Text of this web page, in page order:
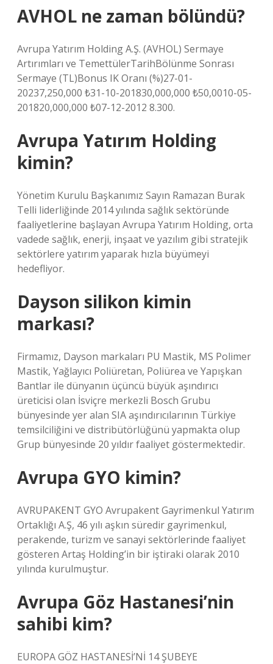
AVHOL ne zaman bölündü?
Avrupa Yatırım Holding A.Ş. (AVHOL) Sermaye
Artırımları ve TemettülerTarihBölünme Sonrası
Sermaye (TL)Bonus IK Oranı (%)27-01-
20237,250,000 ₺31-10-201830,000,000 ₺50,0010-05-
201820,000,000 ₺07-12-2012 8.300.
Avrupa Yatırım Holding
kimin?
Yönetim Kurulu Başkanımız Sayın Ramazan Burak
Telli liderliğinde 2014 yılında sağlık sektöründe
faaliyetlerine başlayan Avrupa Yatırım Holding, orta
vadede sağlık, enerji, inşaat ve yazılım gibi stratejik
sektörlere yatırım yaparak hızla büyümeyi
hedefliyor.
Dayson silikon kimin
markası?
Firmamız, Dayson markaları PU Mastik, MS Polimer
Mastik, Yağlayıcı Poliüretan, Poliürea ve Yapışkan
Bantlar ile dünyanın üçüncü büyük aşındırıcı
üreticisi olan İsviçre merkezli Bosch Grubu
bünyesinde yer alan SIA aşındırıcılarının Türkiye
temsilciliğini ve distribütörlüğünü yapmakta olup
Grup bünyesinde 20 yıldır faaliyet göstermektedir.
Avrupa GYO kimin?
AVRUPAKENT GYO Avrupakent Gayrimenkul Yatırım
Ortaklığı A.Ş, 46 yılı aşkın süredir gayrimenkul,
perakende, turizm ve sanayi sektörlerinde faaliyet
gösteren Artaş Holding’in bir iştiraki olarak 2010
yılında kurulmuştur.
Avrupa Göz Hastanesi’nin
sahibi kim?
EUROPA GÖZ HASTANESİ’Nİ 14 ŞUBEYE